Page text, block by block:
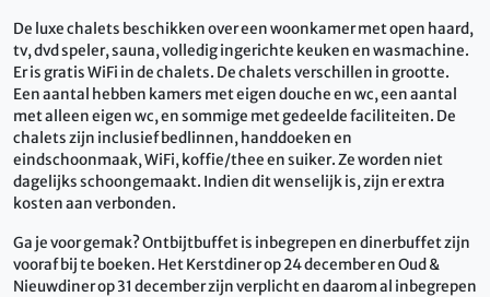
De luxe chalets beschikken over een woonkamer met open haard,
tv, dvd speler, sauna, volledig ingerichte keuken en wasmachine.
Er is gratis WiFi in de chalets. De chalets verschillen in grootte.
Een aantal hebben kamers met eigen douche en wc, een aantal
met alleen eigen wc, en sommige met gedeelde faciliteiten. De
chalets zijn inclusief bedlinnen, handdoeken en
eindschoonmaak, WiFi, koffie/thee en suiker. Ze worden niet
dagelijks schoongemaakt. Indien dit wenselijk is, zijn er extra
kosten aan verbonden.
Ga je voor gemak? Ontbijtbuffet is inbegrepen en dinerbuffet zijn
vooraf bij te boeken. Het Kerstdiner op 24 december en Oud &
Nieuwdiner op 31 december zijn verplicht en daarom al inbegrepen